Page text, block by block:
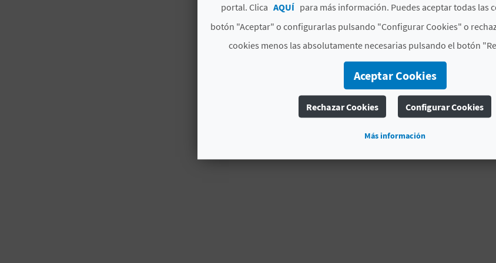
portal. Clica AQUÍ para más información. Puedes aceptar todas las
botón "Aceptar" o configurarlas pulsando "Configurar Cookies" o
cookies menos las absolutamente necesarias pulsando el botón
Aceptar Cookies
Rechazar Cookies Configurar Cookies
Más información